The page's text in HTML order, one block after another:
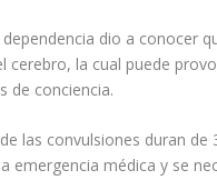
dio a conocer
cerebro, la cual puede
de conciencia.
las convulsiones duran
emergencia médica y se